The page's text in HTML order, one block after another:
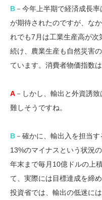
B －今年上半期で経済成長
が期待されたのですが、な
れでも7月は工業生産高が
続け、農業生産も自然災害
ています。消費者物価指数
A －しかし、輸出と外資誘
難しそうですね。
B －確かに、輸出入を担当
13%のマイナスという状況
年末まで毎月10億ドルの上
て、実際には目標達成を締
投資省では、輸出の低迷に